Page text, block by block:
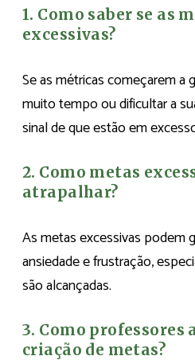
1. Como saber se as
excessivas?
Se as métricas começarem a
muito tempo ou dificultar a
sinal de que estão em
2. Como metas
atrapalhar?
As metas excessivas podem
ansiedade e frustração,
são alcançadas.
3. Como professores
criação de metas?